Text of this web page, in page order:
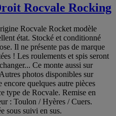
Rocvale Rocking
Rocvale Rocket modèle
état. Stocké et conditionné
Il ne présente pas de marque
! Les roulements et spis seront
Ce monte aussi sur
photos disponibles sur
quelques autre pièces
type de Rocvale. Remise en
: Toulon / Hyères / Cuers.
sous suivi en sus.